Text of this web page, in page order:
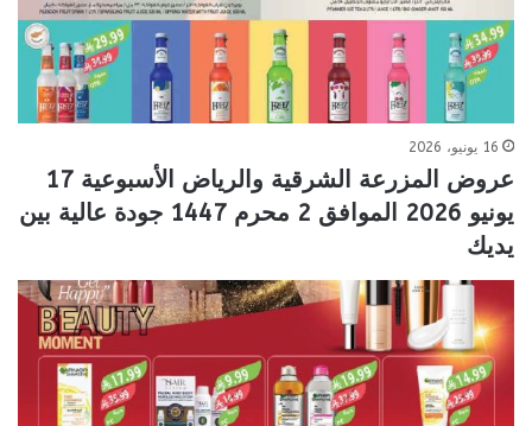
16 يونيو، 2026
عروض المزرعة الشرقية والرياض الأسبوعية 17
يونيو 2026 الموافق 2 محرم 1447 جودة عالية بين
يديك